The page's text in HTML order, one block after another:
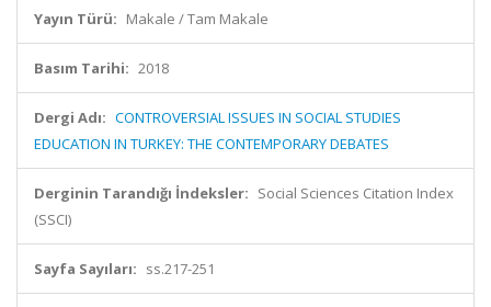
Yayın Türü: Makale / Tam Makale
Basım Tarihi: 2018
Dergi Adı: CONTROVERSIAL ISSUES IN SOCIAL STUDIES
EDUCATION IN TURKEY: THE CONTEMPORARY DEBATES
Derginin Tarandığı İndeksler: Social Sciences Citation Index
(SSCI)
Sayfa Sayıları: ss.217-251